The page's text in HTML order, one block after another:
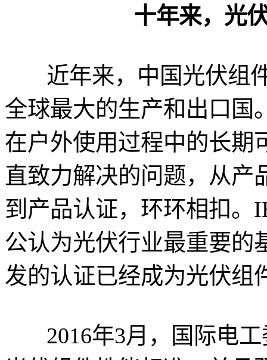
十年来，光
近年来，中国光伏组件
全球最大的生产和出口国
在户外使用过程中的长期
直致力解决的问题，从产
到产品认证，环环相扣。
公认为光伏行业最重要的
发的认证已经成为光伏组
2016年3月，国际电工